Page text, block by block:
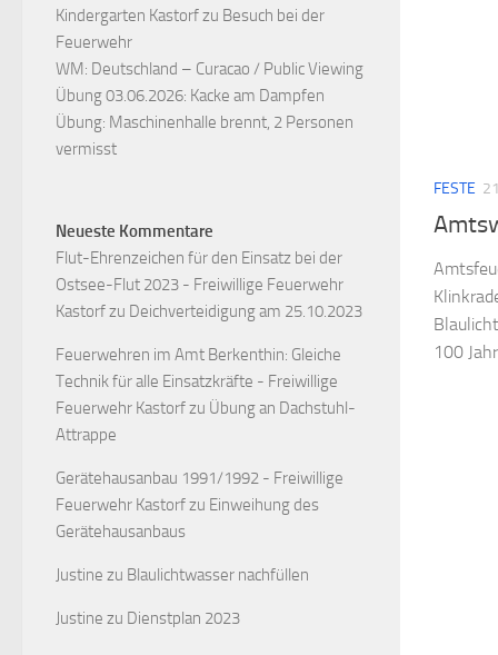
FESTE
100
Kindergarten Kastorf zu Besuch bei der
Feuerwehr
WM: Deutschland – Curacao / Public Viewing
Übung 03.06.2026: Kacke am Dampfen
Übung: Maschinenhalle brennt, 2 Personen
vermisst
Neueste Kommentare
Flut-Ehrenzeichen für den Einsatz bei der
Ostsee-Flut 2023 - Freiwillige Feuerwehr
Kastorfzu Deichverteidigung am 25.10.2023
Feuerwehren im Amt Berkenthin: Gleiche
Technik für alle Einsatzkräfte - Freiwillige
Feuerwehr Kastorfzu Übung an Dachstuhl-
Attrappe
Gerätehausanbau 1991/1992 - Freiwillige
Feuerwehr Kastorfzu Einweihung des
Gerätehausanbaus
Justine zu Blaulichtwasser nachfüllen
Justine zu Dienstplan 2023